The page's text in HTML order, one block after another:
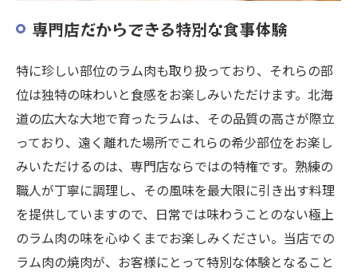
専門店だからできる特別な食事体験
特に珍しい部位のラム肉も取り扱っており、それらの部
位は独特の味わいと食感をお楽しみいただけます。北海
道の広大な大地で育ったラムは、その品質の高さが際立
っており、遠く離れた場所でこれらの希少部位をお楽し
みいただけるのは、専門店ならではの特権です。熟練の
職人が丁寧に調理し、その風味を最大限に引き出す料理
を提供していますので、日常では味わうことのない極上
のラム肉の味を心ゆくまでお楽しみください。当店での
ラム肉の焼肉が、お客様にとって特別な体験となること